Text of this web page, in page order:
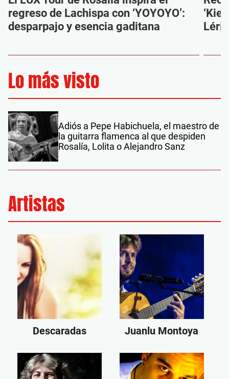
regreso de Lachispa con ‘YOYOYO’:
desparpajo y esencia gaditana
Lo más visto
Adiós a Pepe Habichuela, el maestro de
la guitarra flamenca al que despiden
Rosalía, Lolita o Alejandro Sanz
Artistas
Descaradas Juanlu Montoya